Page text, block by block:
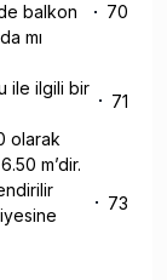
balkon
mı
70
ile ilgili bir
71
olarak
m’dir.
73